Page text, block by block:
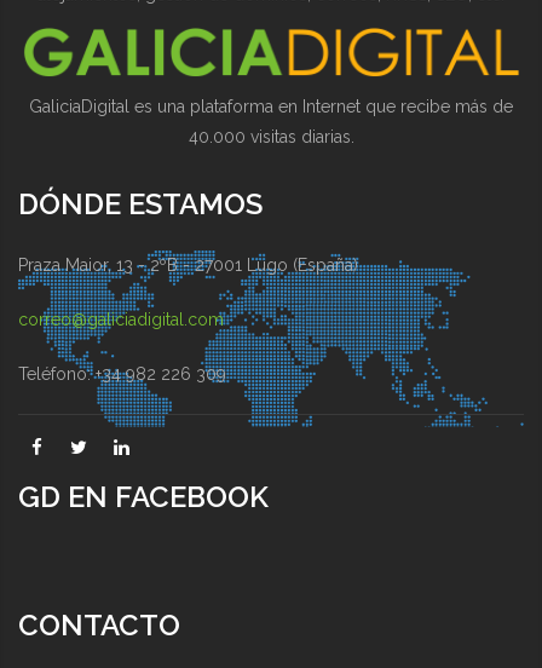
GaliciaDigital es una plataforma en Internet que recibe más de
40.000 visitas diarias.
DÓNDE ESTAMOS
Praza Maior, 13 - 2ºB - 27001 Lugo (España)
correo@galiciadigital.com
Teléfono: +34 982 226 309
GD EN FACEBOOK
CONTACTO